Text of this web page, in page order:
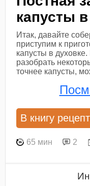
капусты
Итак, давайте
приступим к
капусты в
разобрать
точнее капусты,
В книгу
65 мин 2